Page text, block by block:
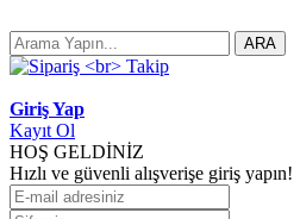
ARA
Giriş Yap
Kayıt Ol
HOŞ GELDİNİZ
Hızlı ve güvenli alışverişe giriş yapın!